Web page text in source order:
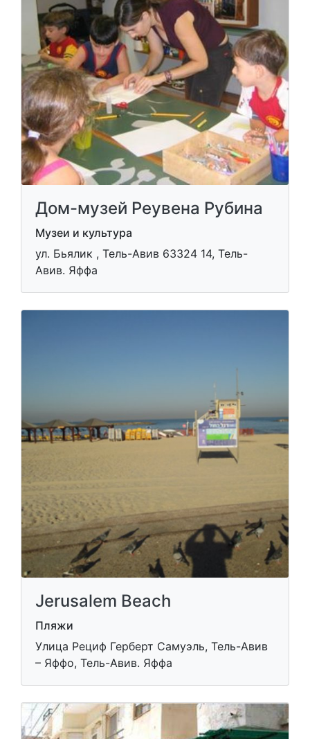
Дом-музей Реувена Рубина
Музеи и культура
ул. Бьялик , Тель-Авив 63324 14, Тель-
Авив. Яффа
Jerusalem Beach
Пляжи
Улица Рециф Герберт Самуэль, Тель-Авив
– Яффо, Тель-Авив. Яффа